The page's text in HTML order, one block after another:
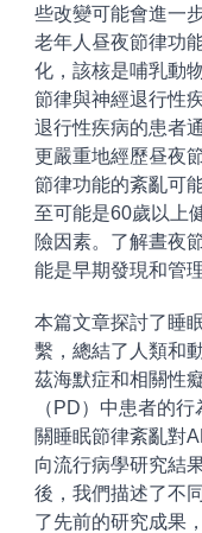
些改變可能會進一
老年人昼夜節律功
化，該核是哺乳動
節律與神經退行性
退行性疾病的患者
更嚴重地經歷昼夜
節律功能的紊亂可
至可能是60歲以上
險因素。了解晝夜
能是早期發現和管
本篇文章探討了睡
繫，總結了人類和
茲海默症和相關性
（PD）中患者的
關睡眠節律紊亂對
向流行病學研究結
後，我們描述了不
了先前的研究成果